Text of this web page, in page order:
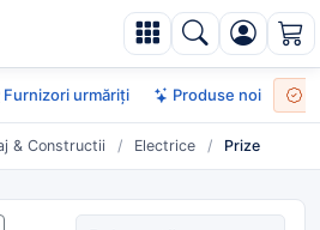
Furnizori urmăriți Produse noi
& Constructii / Electrice / Prize